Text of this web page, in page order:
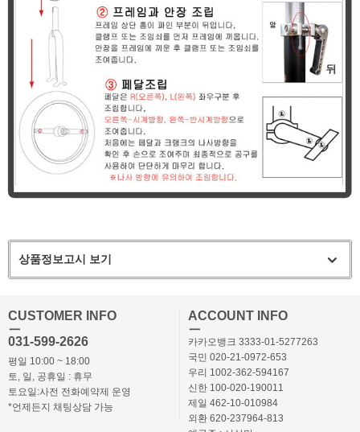
상품정보고시 보기
CUSTOMER INFO
ㅡ
031-599-2626
평일 10:00 ~ 18:00
토, 일, 공휴일 : 휴무
토요일:사전 전화예약제 운영
*언제든지 채팅상담 가능
ACCOUNT INFO
ㅡ
카카오뱅크 3333-01-5277263
국민 020-21-0972-653
우리 1002-362-594167
신한 100-020-190011
제일 462-10-010984
외환 620-237964-813